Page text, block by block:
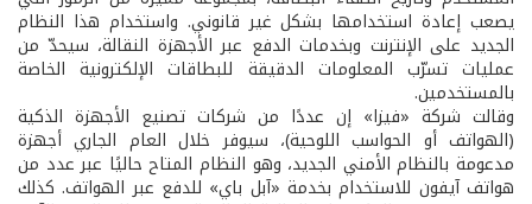
يصعب إعادة استخدامها بشكل غير قانوني. واستخدام هذا النظام
الجديد على الإنترنت وبخدمات الدفع عبر الأجهزة النقالة، سيحدّ من
عمليات تسرّب المعلومات الدقيقة للبطاقات الإلكترونية الخاصة
بالمستخدمين.
وقالت شركة «فيزا» إن عددًا من شركات تصنيع الأجهزة الذكية
(الهواتف أو الحواسب اللوحية)، سيوفر خلال العام الجاري أجهزة
مدعومة بالنظام الأمني الجديد، وهو النظام المتاح حاليًا عبر عدد من
هواتف آيفون للاستخدام بخدمة «آبل باي» للدفع عبر الهواتف. كذلك